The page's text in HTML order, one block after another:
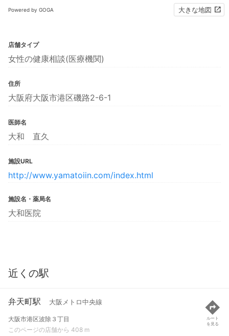
Powered by GOGA 大きな地図
店舗タイプ
女性の健康相談(医療機関)
住所
大阪府大阪市港区磯路2-6-1
医師名
大和 直久
施設URL
http://www.yamatoiin.com/index.html
施設名・薬局名
大和医院
近くの駅
弁天町駅 大阪メトロ中央線
大阪市港区波除３丁目
このページの店舗から 408 m
ルート
を見る